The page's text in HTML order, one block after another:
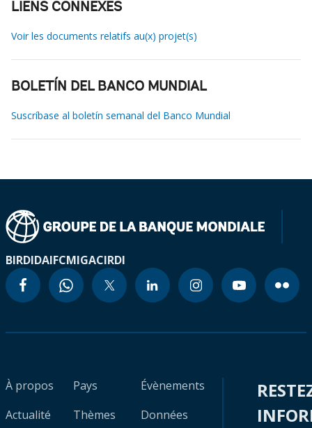
LIENS CONNEXES
Voir les documents relatifs au(x) projet(s)
BOLETÍN DEL BANCO MUNDIAL
Suscríbase al boletín semanal del Banco Mundial
BIRDIDAIFCMIGACIRDI
À propos
Actualité
Pays
Thèmes
Évènements
Données